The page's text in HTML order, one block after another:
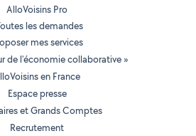
AlloVoisins Pro
les demandes
mes services
de l'économie collaborative »
en France
Espace presse
et Grands Comptes
Recrutement